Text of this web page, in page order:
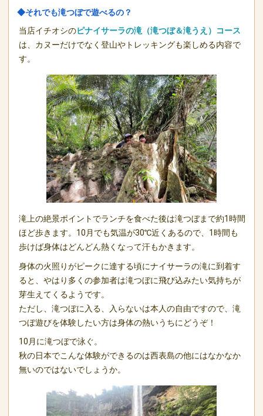
◆それでも滝つぼで遊べるの？
当店イチオシのピナイサーラの滝（滝つぼ＆滝うえ）コース
は、カヌーだけでなく登山やトレッキングも楽しめる内容で
す。
滝上の絶景ポイントでランチを食べた後は滝つぼまで約1時間
ほど歩きます。10月でも気温が30℃近くあるので、1時間も
歩けば身体はどんどん熱くなって汗もかきます。
身体の火照りがピークに達する頃にナイサーラの滝に到着す
ると、やはり多くの参加者は滝つぼに飛び込みたい気持ちが
芽生えてくるようです。
ただし、滝つぼに入る、入らないは本人の自由ですので、滝
つぼ遊びを体験したい方は身体の熱いうちにどうぞ！
10月に滝つぼで泳ぐ。
秋の日本でこんな体験ができるのは西表島の他にはなかなか
無いのではないでしょうか。